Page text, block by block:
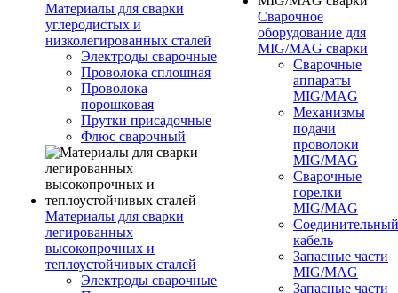
Материалы для сварки
углеродистых и
низколегированных сталей
Электроды сварочные
Проволока сплошная
Проволока
порошковая
Прутки присадочные
Флюс сварочный
Материалы для сварки
легированных
высокопрочных и
теплоустойчивых сталей
Электроды сварочные
Сварочное
оборудование для
MIG/MAG сварки
Сварочные
аппараты
MIG/MAG
Механизмы
подачи
проволоки
MIG/MAG
Сварочные
горелки
MIG/MAG
Соединительный
кабель
Запасные части
MIG/MAG
Запасные части